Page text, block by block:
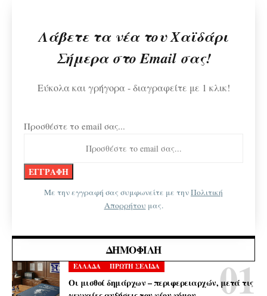
Λάβετε τα νέα του Χαϊδάρι
Σήμερα στο Email σας!
Εύκολα και γρήγορα - διαγραφείτε με 1 κλικ!
Προσθέστε το email σας...
Με την εγγραφή σας συμφωνείτε με τηνΠολιτική
Απορρήτου μας.
ΔΗΜΟΦΙΛΉ
ΕΛΛΑΔΑ ΠΡΩΤΗ ΣΕΛΙΔΑ
Οι μισθοί δημάρχων – περιφερειαρχών, μετά τις